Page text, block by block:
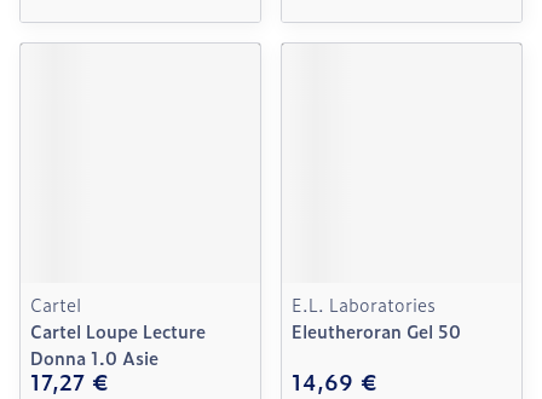
Cartel
Cartel Loupe Lecture
Donna 1.0 Asie
17,27 €
E.L. Laboratories
Eleutheroran Gel 50
14,69 €